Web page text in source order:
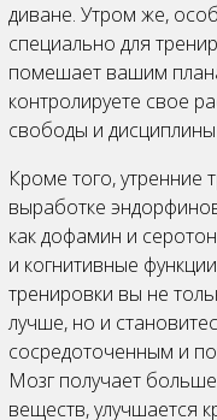
диване. Утром же,
специально для
помешает вашим
контролируете свое
свободы и
Кроме того, утренние
выработке
как дофамин и
и когнитивные
тренировки вы не
лучше, но и
сосредоточенным и
Мозг получает
веществ, улучшается